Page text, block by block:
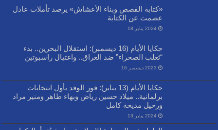
«كتابة القصص وبناء الأعشاش» يرصد تأملات عادل
عصمت عن الكتابة
2024 يناير 18
حكايا الأيام (16 ديسمبر): استقلال البحرين.. بدء
“ثعلب الصحراء” ضد العراق.. واغتيال راسبوتين
2023 ديسمبر 16
حكايا الأيام (13 يناير): فوز الوفد بأول انتخابات
برلمانية.. ميلاد حسين رياض وبهاء طاهر ومنير مراد
ورحيل مديحة كامل
2024 يناير 13